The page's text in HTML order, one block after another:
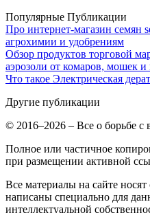
Популярные Публикации
Про интернет-магазин семян
агрохимии и удобрениям
Обзор продуктов торговой
аэрозоли от комаров, мошек и
Что такое Электрическая
Другие публикации
© 2016–2026 – Все о борьбе с
Полное или частичное
при размещении активной
Все материалы на сайте
написаны специально для
интеллектуальной